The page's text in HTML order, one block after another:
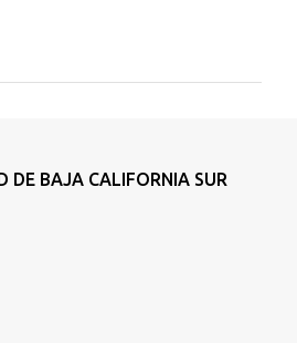
DE BAJA CALIFORNIA SUR